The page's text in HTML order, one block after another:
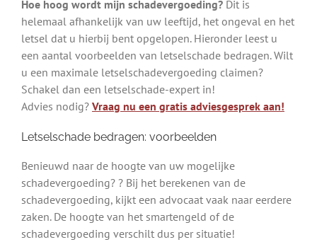
Hoe hoog wordt mijn schadevergoeding? Dit is
helemaal afhankelijk van uw leeftijd, het ongeval en het
letsel dat u hierbij bent opgelopen. Hieronder leest u
een aantal voorbeelden van letselschade bedragen. Wilt
u een maximale letselschadevergoeding claimen?
Schakel dan een letselschade-expert in!
Advies nodig? Vraag nu een gratis adviesgesprek aan!
Letselschade bedragen: voorbeelden
Benieuwd naar de hoogte van uw mogelijke
schadevergoeding? ? Bij het berekenen van de
schadevergoeding, kijkt een advocaat vaak naar eerdere
zaken. De hoogte van het smartengeld of de
schadevergoeding verschilt dus per situatie!